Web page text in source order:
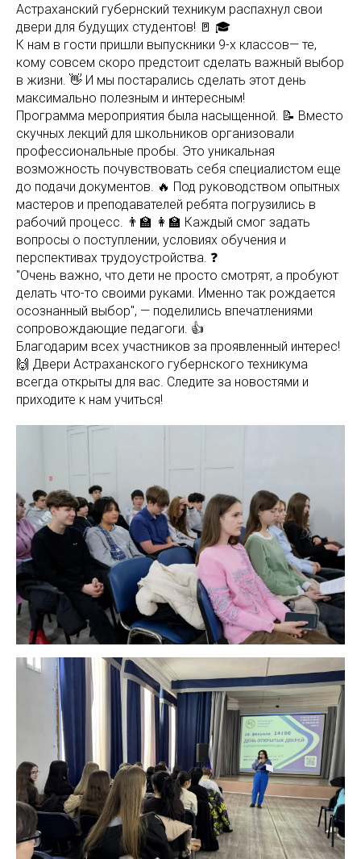
Астраханский губернский техникум распахнул свои
двери для будущих студентов! 🚪 🎓
К нам в гости пришли выпускники 9-х классов— те,
кому совсем скоро предстоит сделать важный выбор
в жизни. 👋 И мы постарались сделать этот день
максимально полезным и интересным!
Программа мероприятия была насыщенной. 📝 Вместо
скучных лекций для школьников организовали
профессиональные пробы. Это уникальная
возможность почувствовать себя специалистом еще
до подачи документов. 🔥 Под руководством опытных
мастеров и преподавателей ребята погрузились в
рабочий процесс. 👨‍🏫 👩‍🏫 Каждый смог задать
вопросы о поступлении, условиях обучения и
перспективах трудоустройства. ❓
"Очень важно, что дети не просто смотрят, а пробуют
делать что-то своими руками. Именно так рождается
осознанный выбор", — поделились впечатлениями
сопровождающие педагоги. 👍
Благодарим всех участников за проявленный интерес!
🙌 Двери Астраханского губернского техникума
всегда открыты для вас. Следите за новостями и
приходите к нам учиться!